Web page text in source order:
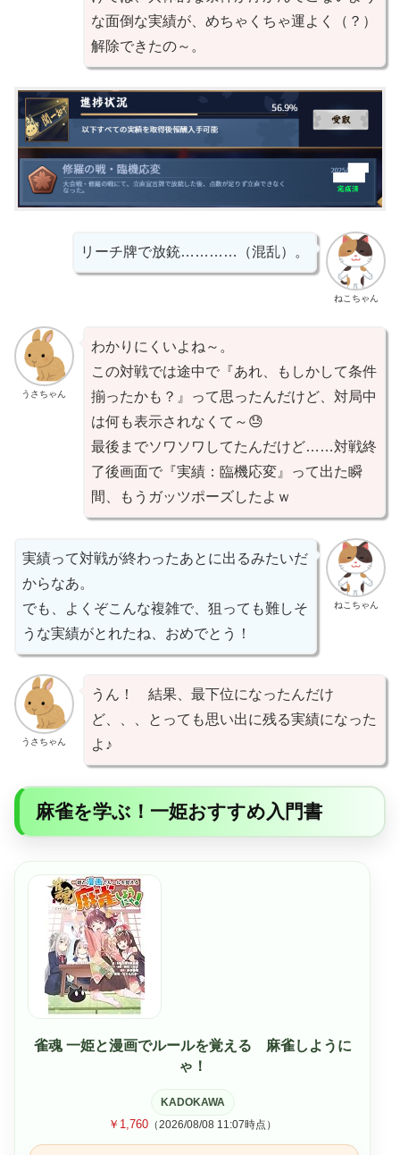
な面倒な実績が、めちゃくちゃ運よく（？）
解除できたの～。
ねこちゃん
リーチ牌で放銃…………（混乱）。
うさちゃん
わかりにくいよね～。
この対戦では途中で『あれ、もしかして条件
揃ったかも？』って思ったんだけど、対局中
は何も表示されなくて～😓
最後までソワソワしてたんだけど……対戦終
了後画面で『実績：臨機応変』って出た瞬
間、もうガッツポーズしたよｗ
ねこちゃん
実績って対戦が終わったあとに出るみたいだ
からなあ。
でも、よくぞこんな複雑で、狙っても難しそ
うな実績がとれたね、おめでとう！
うさちゃん
うん！ 結果、最下位になったんだけ
ど、、、とっても思い出に残る実績になった
よ♪
麻雀を学ぶ！一姫おすすめ入門書
雀魂 一姫と漫画でルールを覚える 麻雀しように
ゃ！
KADOKAWA
￥1,760 （2026/08/08 11:07時点）